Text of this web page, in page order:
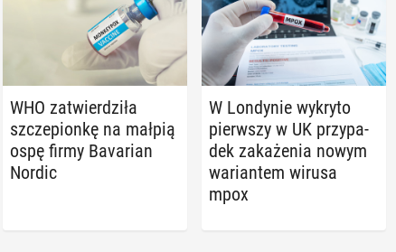
WHO za­twier­dzi­ła
szcze­pion­kę na małpią
ospę firmy Ba­va­rian
Nordic
W Lon­dy­nie wykryto
pierw­szy w UK przy­pa­
dek za­ka­że­nia nowym
wa­rian­tem wirusa
mpox